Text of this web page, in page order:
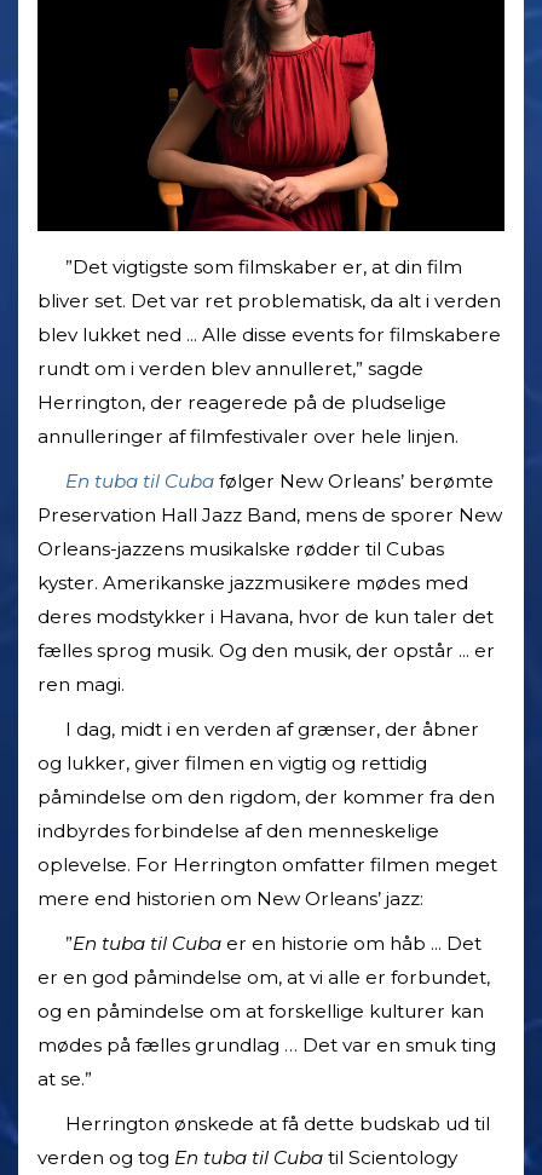
”Det vigtigste som filmskaber er, at din film
bliver set. Det var ret problematisk, da alt i verden
blev lukket ned ... Alle disse events for filmskabere
rundt om i verden blev annulleret,” sagde
Herrington, der reagerede på de pludselige
annulleringer af filmfestivaler over hele linjen.
En tuba til Cuba følger New Orleans’ berømte
Preservation Hall Jazz Band, mens de sporer New
Orleans-jazzens musikalske rødder til Cubas
kyster. Amerikanske jazzmusikere mødes med
deres modstykker i Havana, hvor de kun taler det
fælles sprog musik. Og den musik, der opstår ... er
ren magi.
I dag, midt i en verden af grænser, der åbner
og lukker, giver filmen en vigtig og rettidig
påmindelse om den rigdom, der kommer fra den
indbyrdes forbindelse af den menneskelige
oplevelse. For Herrington omfatter filmen meget
mere end historien om New Orleans’ jazz:
”En tuba til Cuba er en historie om håb ... Det
er en god påmindelse om, at vi alle er forbundet,
og en påmindelse om at forskellige kulturer kan
mødes på fælles grundlag … Det var en smuk ting
at se.”
Herrington ønskede at få dette budskab ud til
verden og tog En tuba til Cuba til Scientology